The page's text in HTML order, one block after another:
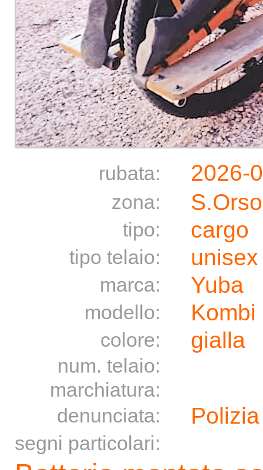
rubata: 2026-
zona:
tipo: cargo
tipo telaio: unisex
marca: Yuba
modello: Kombi
colore: gialla
num. telaio:
marchiatura:
denunciata:
segni particolari: